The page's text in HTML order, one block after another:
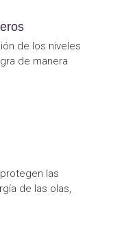
de los niveles
de manera
las
de las olas,